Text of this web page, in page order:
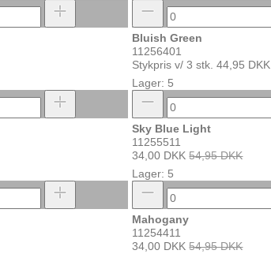
Bluish Green
11256401
Stykpris v/ 3 stk. 44,95 DKK
Lager: 5
Sky Blue Light
11255511
34,00 DKK 54,95 DKK
Lager: 5
Mahogany
11254411
34,00 DKK 54,95 DKK